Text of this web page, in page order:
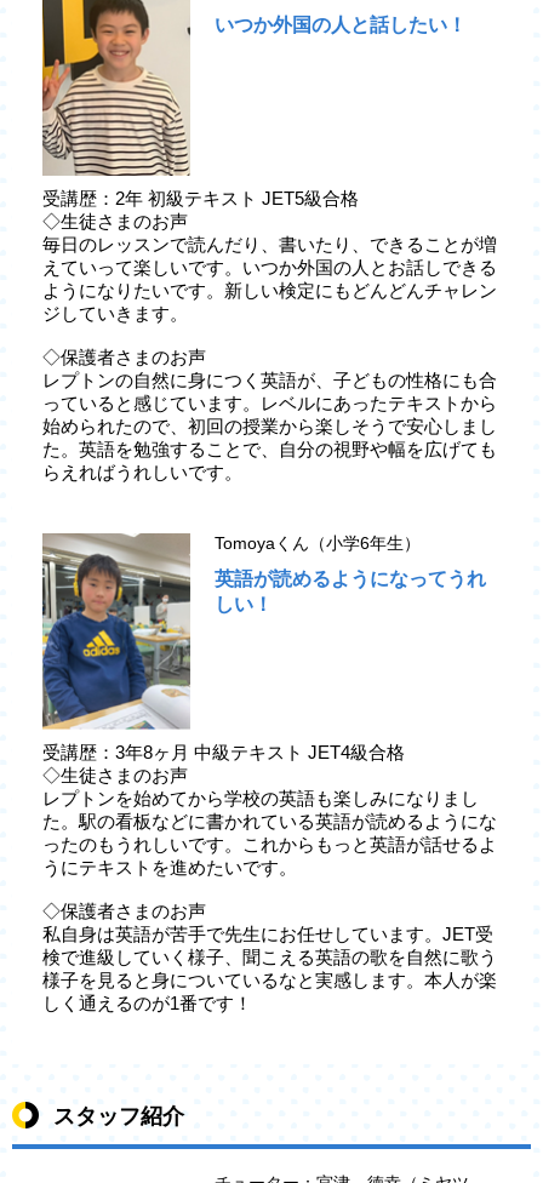
いつか外国の人と話したい！
受講歴：2年 初級テキスト JET5級合格
◇生徒さまのお声
毎日のレッスンで読んだり、書いたり、できることが増
えていって楽しいです。いつか外国の人とお話しできる
ようになりたいです。新しい検定にもどんどんチャレン
ジしていきます。
◇保護者さまのお声
レプトンの自然に身につく英語が、子どもの性格にも合
っていると感じています。レベルにあったテキストから
始められたので、初回の授業から楽しそうで安心しまし
た。英語を勉強することで、自分の視野や幅を広げても
らえればうれしいです。
Tomoyaくん（小学6年生）
英語が読めるようになってうれ
しい！
受講歴：3年8ヶ月 中級テキスト JET4級合格
◇生徒さまのお声
レプトンを始めてから学校の英語も楽しみになりまし
た。駅の看板などに書かれている英語が読めるようにな
ったのもうれしいです。これからもっと英語が話せるよ
うにテキストを進めたいです。
◇保護者さまのお声
私自身は英語が苦手で先生にお任せしています。JET受
検で進級していく様子、聞こえる英語の歌を自然に歌う
様子を見ると身についているなと実感します。本人が楽
しく通えるのが1番です！
スタッフ紹介